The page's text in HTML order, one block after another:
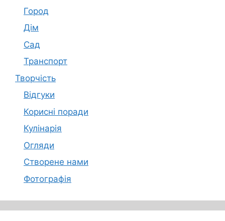
Город
Дім
Сад
Транспорт
Творчість
Відгуки
Корисні поради
Кулінарія
Огляди
Створене нами
Фотографія